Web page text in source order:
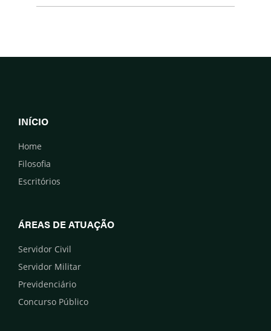
INÍCIO
Home
Filosofia
Escritórios
ÁREAS DE ATUAÇÃO
Servidor Civil
Servidor Militar
Previdenciário
Concurso Público